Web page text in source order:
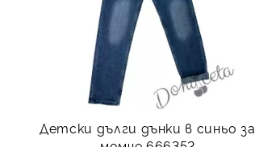
Детски дълги дънки в синьо за